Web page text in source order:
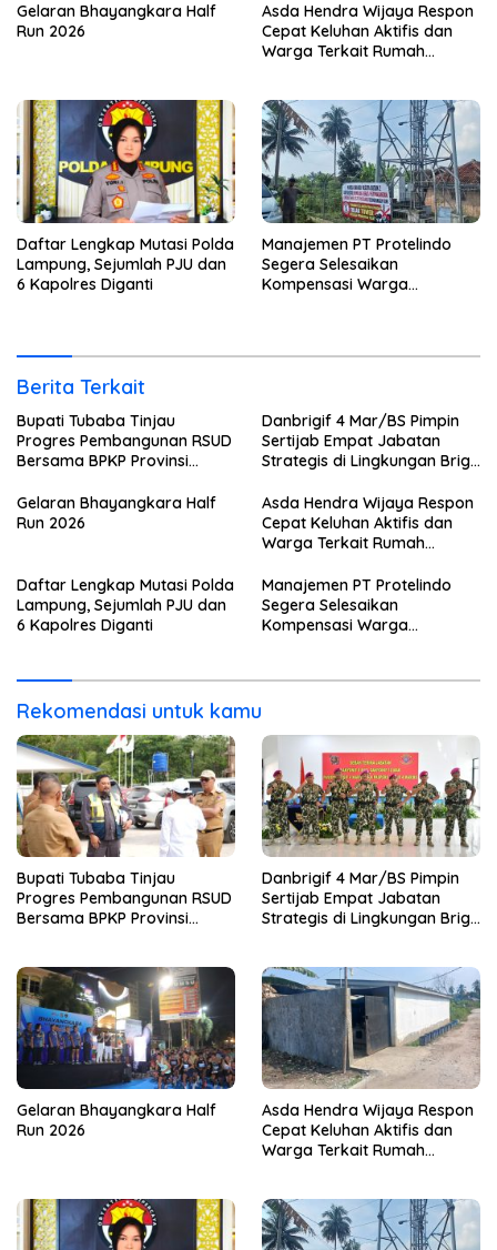
Gelaran Bhayangkara Half
Run 2026
Asda Hendra Wijaya Respon
Cepat Keluhan Aktifis dan
Warga Terkait Rumah
Daftar Lengkap Mutasi Polda
Lampung, Sejumlah PJU dan
6 Kapolres Diganti
Manajemen PT Protelindo
Segera Selesaikan
Kompensasi Warga
Berita Terkait
Bupati Tubaba Tinjau
Progres Pembangunan RSUD
Bersama BPKP Provinsi
Danbrigif 4 Mar/BS Pimpin
Sertijab Empat Jabatan
Strategis di Lingkungan Brigif
Gelaran Bhayangkara Half
Run 2026
Asda Hendra Wijaya Respon
Cepat Keluhan Aktifis dan
Warga Terkait Rumah
Coco
Daftar Lengkap Mutasi Polda
Lampung, Sejumlah PJU dan
6 Kapolres Diganti
Manajemen PT Protelindo
Segera Selesaikan
Kompensasi Warga
Rekomendasi untuk kamu
Bupati Tubaba Tinjau
Progres Pembangunan RSUD
Bersama BPKP Provinsi
Danbrigif 4 Mar/BS Pimpin
Sertijab Empat Jabatan
Strategis di Lingkungan Brigif
Gelaran Bhayangkara Half
Run 2026
Asda Hendra Wijaya Respon
Cepat Keluhan Aktifis dan
Warga Terkait Rumah